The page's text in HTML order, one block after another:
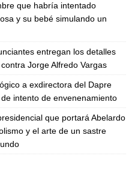
que habría intentado
y su bebé simulando un
entregan los detalles
Jorge Alfredo Vargas
a exdirectora del Dapre
intento de envenenamiento
que portará Abelardo
y el arte de un sastre